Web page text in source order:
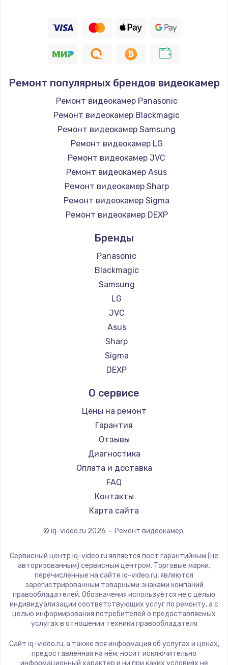
Ремонт популярных брендов видеокамер
Ремонт видеокамер Panasonic
Ремонт видеокамер Blackmagic
Ремонт видеокамер Samsung
Ремонт видеокамер LG
Ремонт видеокамер JVC
Ремонт видеокамер Asus
Ремонт видеокамер Sharp
Ремонт видеокамер Sigma
Ремонт видеокамер DEXP
Бренды
Panasonic
Blackmagic
Samsung
LG
JVC
Asus
Sharp
Sigma
DEXP
О сервисе
Цены на ремонт
Гарантия
Отзывы
Диагностика
Оплата и доставка
FAQ
Контакты
Карта сайта
© iq-video.ru 2026 — Ремонт видеокамер.
Сервисный центр iq-video.ru является пост гарантийным (не
авторизованным) сервисным центром. Торговые марки,
перечисленные на сайте iq-video.ru, являются
зарегистрированным товарными знаками компаний
правообладателей. Обозначения используется не с целью
индивидуализации соответствующих услуг по ремонту, а с
целью информирования потребителей о предоставляемых
услугах в отношении техники правообладателя
Сайт iq-video.ru, а также вся информация об услугах и ценах,
предоставленная на нём, носит исключительно
информационный характер и ни при каких условиях не